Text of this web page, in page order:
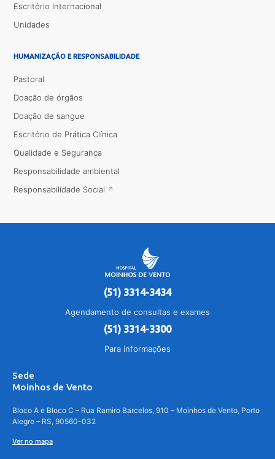
Escritório Internacional
Unidades
HUMANIZAÇÃO E RESPONSABILIDADE
Pastoral
Doação de órgãos
Doação de sangue
Escritório de Prática Clínica
Qualidade e Segurança
Responsabilidade ambiental
Responsabilidade Social
(51) 3314-3434
Agendamento de consultas e exames
(51) 3314-3300
Para informações
Sede
Moinhos de Vento
Bloco A e Bloco C – Rua Ramiro Barcelos, 910 – Moinhos de Vento, Porto
Alegre – RS, 90560-032
Ver no mapa